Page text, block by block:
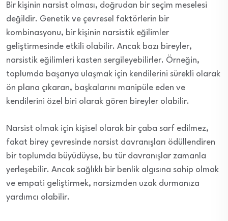
Bir kişinin narsist olması, doğrudan bir seçim meselesi
değildir. Genetik ve çevresel faktörlerin bir
kombinasyonu, bir kişinin narsistik eğilimler
geliştirmesinde etkili olabilir. Ancak bazı bireyler,
narsistik eğilimleri kasten sergileyebilirler. Örneğin,
toplumda başarıya ulaşmak için kendilerini sürekli olarak
ön plana çıkaran, başkalarını manipüle eden ve
kendilerini özel biri olarak gören bireyler olabilir.
Narsist olmak için kişisel olarak bir çaba sarf edilmez,
fakat birey çevresinde narsist davranışları ödüllendiren
bir toplumda büyüdüyse, bu tür davranışlar zamanla
yerleşebilir. Ancak sağlıklı bir benlik algısına sahip olmak
ve empati geliştirmek, narsizmden uzak durmanıza
yardımcı olabilir.